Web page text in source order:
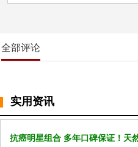
全部评论
实用资讯
抗癌明星组合 多年口碑保证！天